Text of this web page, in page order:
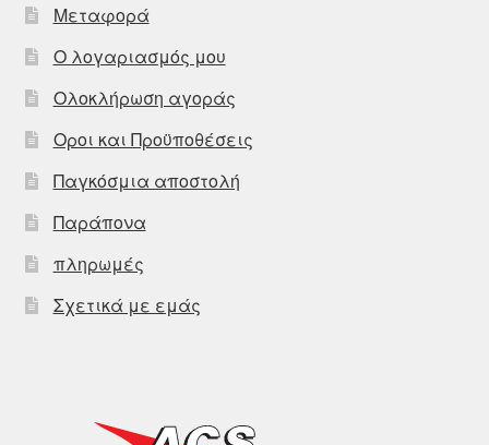
Μεταφορά
Ο λογαριασμός μου
Ολοκλήρωση αγοράς
Οροι και Προϋποθέσεις
Παγκόσμια αποστολή
Παράπονα
πληρωμές
Σχετικά με εμάς